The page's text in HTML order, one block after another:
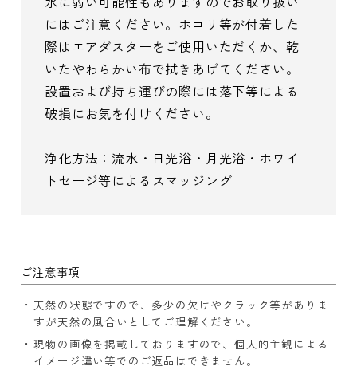
にはご注意ください。ホコリ等が付着した
際はエアダスターをご使用いただくか、乾
いたやわらかい布で拭きあげてください。
設置および持ち運びの際には落下等による
破損にお気を付けください。
浄化方法：流水・日光浴・月光浴・ホワイ
トセージ等によるスマッジング
ご注意事項
天然の状態ですので、多少の欠けやクラック等がありま
すが天然の風合いとしてご理解ください。
現物の画像を掲載しておりますので、個人的主観による
イメージ違い等でのご返品はできません。